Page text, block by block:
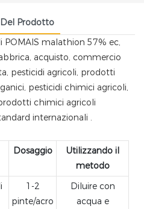
Prodotto
POMAIS malathion 57% ec,
acquisto, commercio
pesticidi agricoli, prodotti
pesticidi chimici agricoli,
chimici agricoli
internazionali .
Dosaggio
Utilizzando il
metodo
1-2
pinte/acro
Diluire con
acqua e